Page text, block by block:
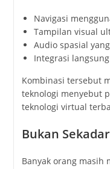
Navigasi
Tampilan visual
Audio spasial
Integrasi
Kombinasi tersebut
teknologi menyebut
teknologi virtual
Bukan
Banyak orang masih